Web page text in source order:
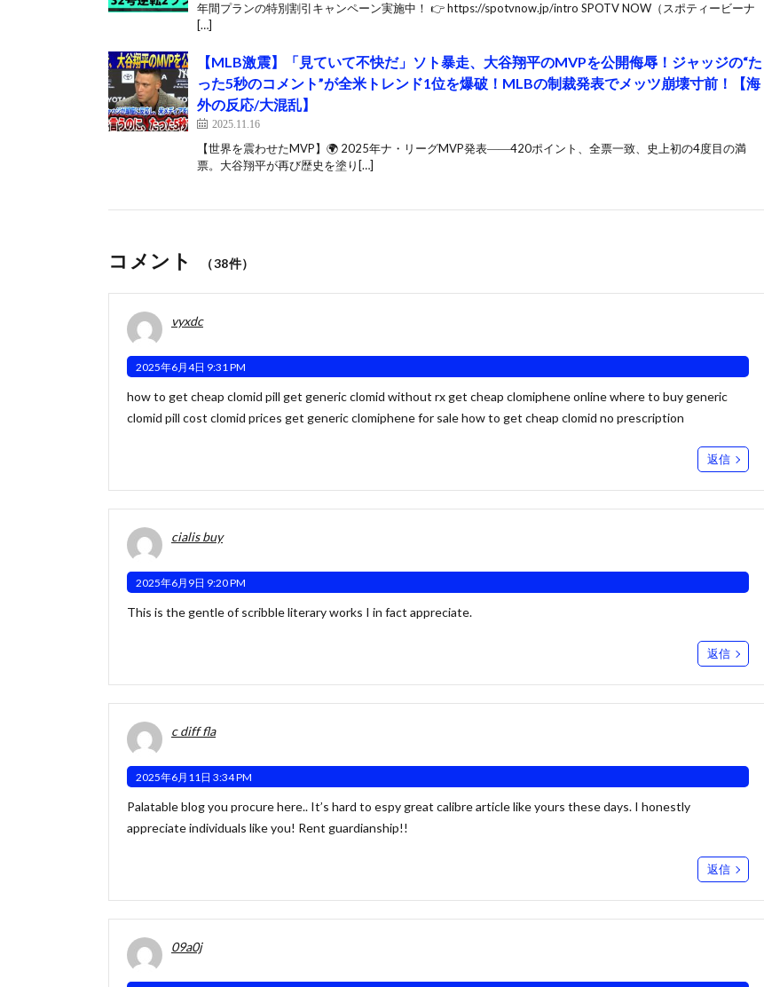
年間プランの特別割引キャンペーン実施中！ 👉 https://spotvnow.jp/intro SPOTV NOW（スポティービーナ
[…]
【MLB激震】「見ていて不快だ」ソト暴走、大谷翔平のMVPを公開侮辱！ジャッジの“た
った5秒のコメント”が全米トレンド1位を爆破！MLBの制裁発表でメッツ崩壊寸前！【海
外の反応/大混乱】
2025.11.16
【世界を震わせたMVP】🌍 2025年ナ・リーグMVP発表――420ポイント、全票一致、史上初の4度目の満
票。大谷翔平が再び歴史を塗り[…]
コメント （38件）
vyxdc
2025年6月4日 9:31 PM
how to get cheap clomid pill get generic clomid without rx get cheap clomiphene onlinewhere to buy generic
clomid pill cost clomid prices get generic clomiphene for sale how to get cheap clomid no prescription
返信
cialis buy
2025年6月9日 9:20 PM
This is the gentle of scribble literary works I in fact appreciate.
返信
c diff fla
2025年6月11日 3:34 PM
Palatable blog you procure here.. It’s hard to espy great calibre article like yours these days. I honestly
appreciate individuals like you! Rent guardianship!!
返信
09a0j